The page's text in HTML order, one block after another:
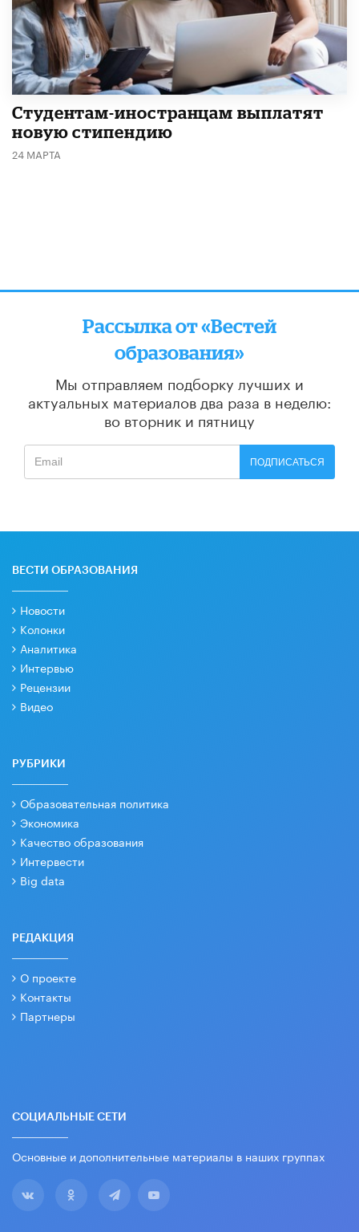
Студентам-иностранцам выплатят
новую стипендию
24 МАРТА
Рассылка от «Вестей
образования»
Мы отправляем подборку лучших и
актуальных материалов два раза в неделю:
во вторник и пятницу
ПОДПИСАТЬСЯ
ВЕСТИ ОБРАЗОВАНИЯ
Новости
Колонки
Аналитика
Интервью
Рецензии
Видео
РУБРИКИ
Образовательная политика
Экономика
Качество образования
Интервести
Big data
РЕДАКЦИЯ
О проекте
Контакты
Партнеры
СОЦИАЛЬНЫЕ СЕТИ
Основные и дополнительные материалы в наших группах